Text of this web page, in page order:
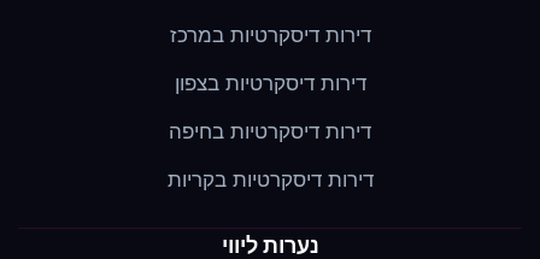
דירות דיסקרטיות במרכז
דירות דיסקרטיות בצפון
דירות דיסקרטיות בחיפה
דירות דיסקרטיות בקריות
נערות ליווי